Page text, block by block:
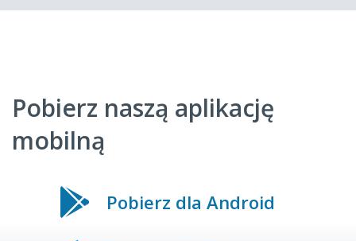
Pobierz naszą aplikację
mobilną
Pobierz dla Android